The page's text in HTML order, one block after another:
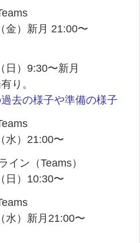
金）新月 21:00〜
日）9:30〜新月
り。
去の様子や準備の様子
水）21:00〜
イン（Teams）
日）10:30〜
水）新月21:00〜